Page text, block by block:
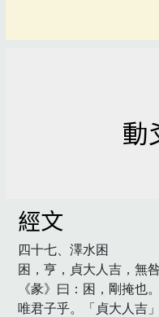
動
經文
四十七、澤水困
困，亨，貞大人吉，無
《彖》曰：困，剛掩也
唯君子乎。「貞大人吉